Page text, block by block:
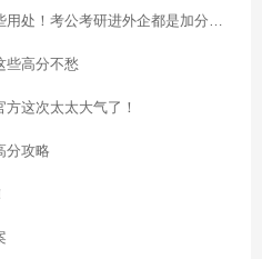
！考公考研进外企都是加分项！
些高分不愁
这次太太大气了！
分攻略